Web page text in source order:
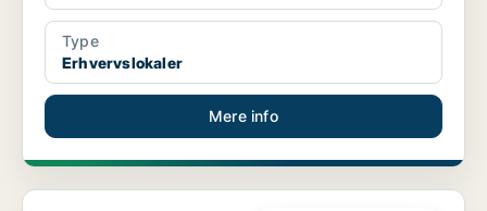
Type
Erhvervslokaler
Mere info
Erhvervslokaler i Vejen